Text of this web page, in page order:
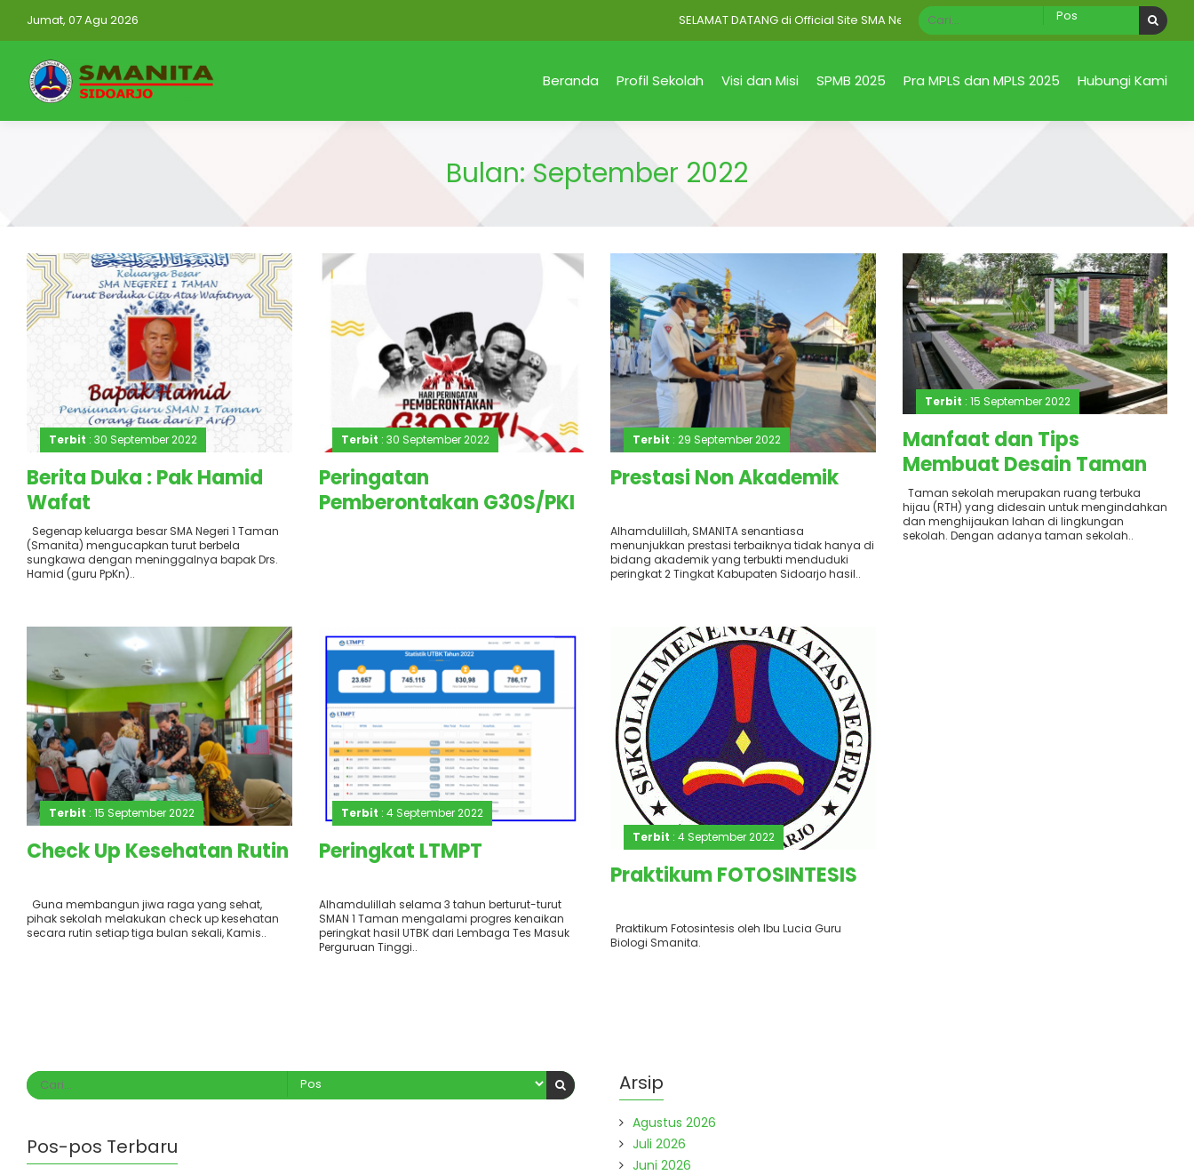
Jumat, 07 Agu 2026 SELAMAT DATANG di Official Site SMA Negeri 1 Taman Sidoarjo Jawa Timur
Beranda Profil Sekolah Visi dan Misi SPMB 2025 Pra MPLS dan MPLS 2025 Hubungi Kami
Bulan: September 2022
Terbit : 30 September 2022
Berita Duka : Pak Hamid
Wafat
Segenap keluarga besar SMA Negeri 1 Taman
(Smanita) mengucapkan turut berbela
sungkawa dengan meninggalnya bapak Drs.
Hamid (guru PpKn)..
Terbit : 30 September 2022
Peringatan
Pemberontakan G30S/PKI
Terbit : 29 September 2022
Prestasi Non Akademik
Alhamdulillah, SMANITA senantiasa
menunjukkan prestasi terbaiknya tidak hanya di
bidang akademik yang terbukti menduduki
peringkat 2 Tingkat Kabupaten Sidoarjo hasil..
Terbit : 15 September 2022
Manfaat dan Tips
Membuat Desain Taman
Sekolah dalam
Menyukseskan Program
P5
Taman sekolah merupakan ruang terbuka
hijau (RTH) yang didesain untuk mengindahkan
dan menghijaukan lahan di lingkungan
sekolah. Dengan adanya taman sekolah..
Terbit : 15 September 2022
Check Up Kesehatan Rutin
Guna membangun jiwa raga yang sehat,
pihak sekolah melakukan check up kesehatan
secara rutin setiap tiga bulan sekali, Kamis..
Terbit : 4 September 2022
Peringkat LTMPT
Alhamdulillah selama 3 tahun berturut-turut
SMAN 1 Taman mengalami progres kenaikan
peringkat hasil UTBK dari Lembaga Tes Masuk
Perguruan Tinggi..
Terbit : 4 September 2022
Praktikum FOTOSINTESIS
Praktikum Fotosintesis oleh Ibu Lucia Guru
Biologi Smanita.
Pos-pos Terbaru
Arsip
Agustus 2026
Juli 2026
Juni 2026